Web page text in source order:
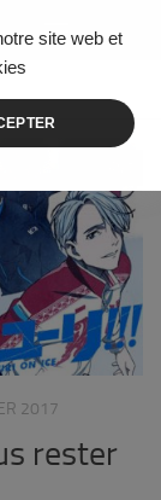
site web et
2017
rester